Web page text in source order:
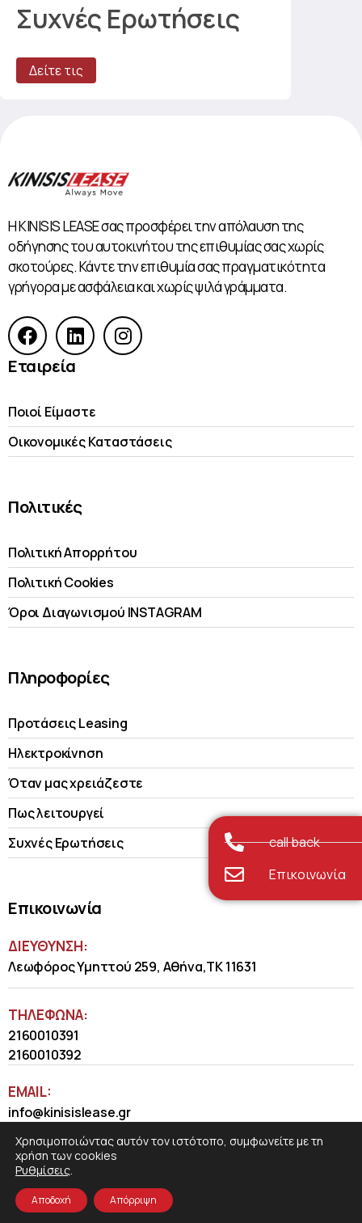
Συχνές Ερωτήσεις
Δείτε τις
Η KINISIS LEASE σας προσφέρει την απόλαυση της
οδήγησης του αυτοκινήτου της επιθυμίας σας χωρίς
σκοτούρες. Κάντε την επιθυμία σας πραγματικότητα
γρήγορα με ασφάλεια και χωρίς ψιλά γράμματα.
Εταιρεία
Ποιοί Είμαστε
Οικονομικές Kαταστάσεις
Πολιτικές
Πολιτική Απορρήτου
Πολιτική Cookies
Όροι Διαγωνισμού INSTAGRAM
Πληροφορίες
Προτάσεις Leasing
Ηλεκτροκίνηση
Όταν μας χρειάζεστε
Πως λειτουργεί
Συχνές Ερωτήσεις
Επικοινωνία
ΔΙΕΥΘΥΝΣΗ:
Λεωφόρος Υμηττού 259, Αθήνα,ΤΚ 11631
ΤΗΛΈΦΩΝΑ:
2160010391
2160010392
EMAIL:
info@kinisislease.gr
COSMOTE NewSite4U© 2026
call back
Επικοινωνία
Χρησιμοποιώντας αυτόν τον ιστότοπο, συμφωνείτε με τη
χρήση των cookies
Ρυθμίσεις.
Αποδοχή Απόρριψη